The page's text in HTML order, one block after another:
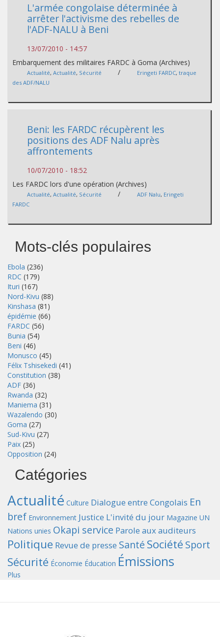
L'armée congolaise déterminée à
arrêter l'activisme des rebelles de
l'ADF-NALU à Beni
13/07/2010 - 14:57
Embarquement des militaires FARDC à Goma (Archives)
Actualité, Actualité, Sécurité / Eringeti FARDC, traque
des ADF/NALU
Beni: les FARDC récupèrent les
positions des ADF Nalu après
affrontements
10/07/2010 - 18:52
Les FARDC lors d'une opération (Archives)
Actualité, Actualité, Sécurité / ADF Nalu, Eringeti
FARDC
Mots-clés populaires
Ebola (236)
RDC (179)
Ituri (167)
Nord-Kivu (88)
Kinshasa (81)
épidémie (66)
FARDC (56)
Bunia (54)
Beni (46)
Monusco (45)
Félix Tshisekedi (41)
Constitution (38)
ADF (36)
Rwanda (32)
Maniema (31)
Wazalendo (30)
Goma (27)
Sud-Kivu (27)
Paix (25)
Opposition (24)
Catégories
Actualité Culture Dialogue entre Congolais En
bref Environnement Justice L'invité du jour Magazine UN
Nations unies Okapi service Parole aux auditeurs
Politique Revue de presse Santé Société Sport
Sécurité Économie Éducation Émissions
Plus